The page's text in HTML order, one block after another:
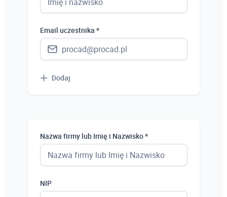
Email uczestnika *
Dodaj
Nazwa firmy lub Imię i Nazwisko *
NIP
Bezrobotny